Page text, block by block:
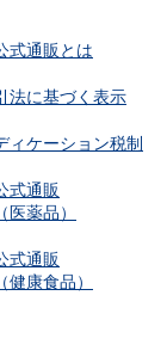
式通販とは
法に基づく表示
ィケーション税制
式通販
医薬品）
式通販
健康食品）